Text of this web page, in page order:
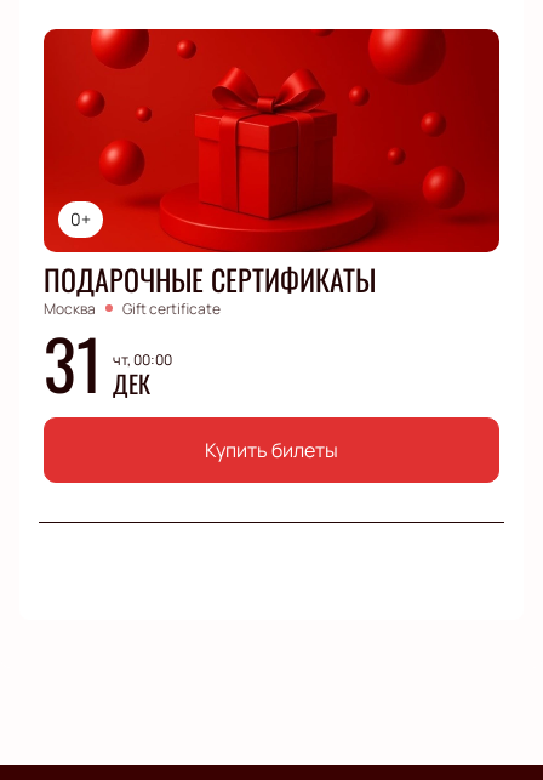
0+
ПОДАРОЧНЫЕ СЕРТИФИКАТЫ
Москва Gift certificate
31 чт, 00:00
ДЕК
Купить билеты